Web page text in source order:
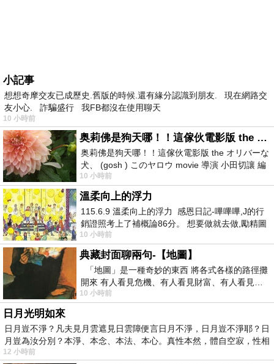
小記事
想想奇摩交友已成歷史.舊版的時候.還有緣分認識到朋友. 現在網路交
友小心. 詐騙盛行 我FB都沒在使用聊天
10 小時前
奥莉佛是狗天哪！！這傢伙電影版 the オリバーな犬、 (gosh ) このヤロウ movie
奥莉佛是狗天哪！！這傢伙電影版 the オリバーな
犬、 (gosh ) このヤロウ movie 導演 小田切讓 編
劇: 小田切讓 主演: 小田切讓
10 小時前
溫柔向上的浮力
115.6.9 溫柔向上的浮力 感恩日記-嗶嗶嗶,J的行
銷證照考上了補概論86分。 想要做就去做,勵精圖
治大成功,也是表法,堅持和努力
10 小時前
典藏封面聊兩句-【地圖】
「地圖」是一種奇妙的東西 將各式各樣的路徑攤
開來 有人看見危機、有人看見財富、有人看見…
從中可以發掘出不同的
10 小時前
日月光明如來
日月豈不淨？凡夫見月雲遮見日雲障便言日月不淨，日月豈不淨耶？日
月豈為汝分別？本淨、本念、本法、本心。真性本然，體自空寂，性相
12 小時前